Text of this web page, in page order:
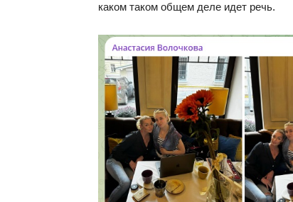
каком таком общем деле идет речь.